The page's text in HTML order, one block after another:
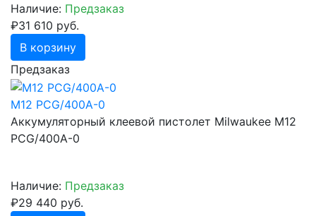
Наличие: Предзаказ
₽31 610 руб.
В корзину
Предзаказ
M12 PCG/400A-0
Аккумуляторный клеевой пистолет Milwaukee M12
PCG/400A-0
Наличие: Предзаказ
₽29 440 руб.